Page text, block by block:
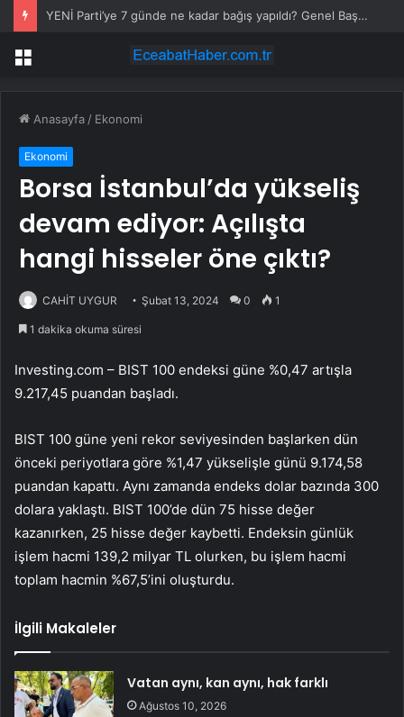
YENİ Parti’ye 7 günde ne kadar bağış yapıldı? Genel Başkan Yardımcısı açıkladı
Menü
Anasayfa / Ekonomi
Ekonomi
Borsa İstanbul’da yükseliş
devam ediyor: Açılışta
hangi hisseler öne çıktı?
CAHİT UYGUR Şubat 13, 2024 0 1
1 dakika okuma süresi
Investing.com – BIST 100 endeksi güne %0,47 artışla
9.217,45 puandan başladı.
BIST 100 güne yeni rekor seviyesinden başlarken dün
önceki periyotlara göre %1,47 yükselişle günü 9.174,58
puandan kapattı. Aynı zamanda endeks dolar bazında 300
dolara yaklaştı. BIST 100’de dün 75 hisse değer
kazanırken, 25 hisse değer kaybetti. Endeksin günlük
işlem hacmi 139,2 milyar TL olurken, bu işlem hacmi
toplam hacmin %67,5’ini oluşturdu.
İlgili Makaleler
Vatan aynı, kan aynı, hak farklı
Ağustos 10, 2026